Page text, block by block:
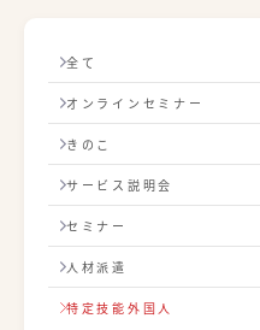
全て
オンラインセミナー
きのこ
サービス説明会
セミナー
人材派遣
特定技能外国人